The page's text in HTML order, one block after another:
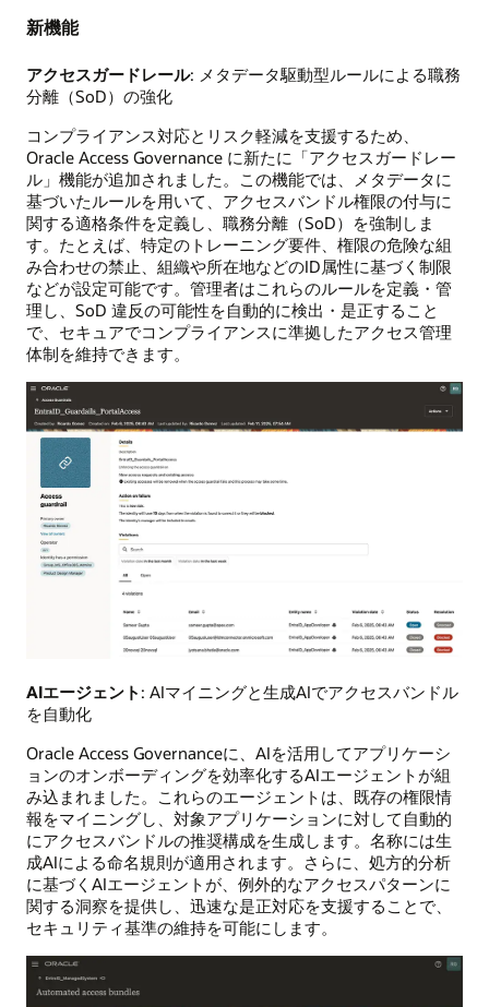
新機能
アクセスガードレール: メタデータ駆動型ルールによる職務
分離（SoD）の強化
コンプライアンス対応とリスク軽減を支援するため、
Oracle Access Governance に新たに「アクセスガードレー
ル」機能が追加されました。この機能では、メタデータに
基づいたルールを用いて、アクセスバンドル権限の付与に
関する適格条件を定義し、職務分離（SoD）を強制しま
す。たとえば、特定のトレーニング要件、権限の危険な組
み合わせの禁止、組織や所在地などのID属性に基づく制限
などが設定可能です。管理者はこれらのルールを定義・管
理し、SoD 違反の可能性を自動的に検出・是正すること
で、セキュアでコンプライアンスに準拠したアクセス管理
体制を維持できます。
AIエージェント : AIマイニングと生成AIでアクセスバンドル
を自動化
Oracle Access Governanceに、AIを活用してアプリケーシ
ョンのオンボーディングを効率化するAIエージェントが組
み込まれました。これらのエージェントは、既存の権限情
報をマイニングし、対象アプリケーションに対して自動的
にアクセスバンドルの推奨構成を生成します。名称には生
成AIによる命名規則が適用されます。さらに、処方的分析
に基づくAIエージェントが、例外的なアクセスパターンに
関する洞察を提供し、迅速な是正対応を支援することで、
セキュリティ基準の維持を可能にします。